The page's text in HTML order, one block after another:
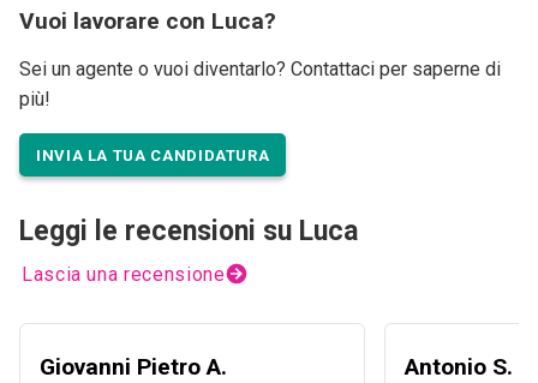
Vuoi lavorare con Luca?
Sei un agente o vuoi diventarlo? Contattaci per saperne di
più!
INVIA LA TUA CANDIDATURA
Leggi le recensioni su Luca
Lascia una recensione
Giovanni Pietro A. Antonio S.